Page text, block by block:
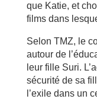
que Katie, et
films dans
Selon TMZ, le
autour de
leur fille Suri.
sécurité de sa
l’exile dans un